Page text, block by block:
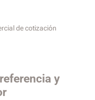
de cotización
y